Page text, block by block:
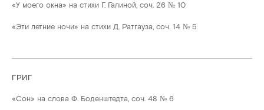
«У моего окна» на стихи Г. Галиной, соч. 26 № 10
«Эти летние ночи» на стихи Д. Ратгауза, соч. 14 № 5
ГРИГ
«Сон» на слова Ф. Боденштедта, соч. 48 № 6